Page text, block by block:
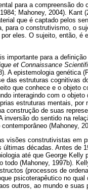
para a compreensão do
Mahoney, 2004).
que é captado pelos
para o construtivismo, o
eles. O sujeito, então, é
importante para a
et Connaissance
A epistemologia genética
das estruturas cognitivas
que conhece e o objeto
interagindo com o
estruturas mentais,
construção de suas
inversão do sentido na
(Mahoney,
visões construtivistas em
últimas décadas. Antes de
até que George Kelly
todo (Mahoney, 1997b).
(processos de
psicoterapêutico no
outros, ao mundo e suas